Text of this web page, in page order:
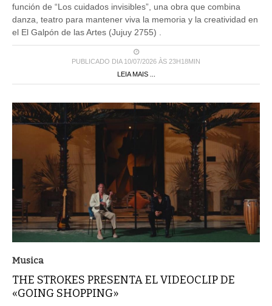
función de “Los cuidados invisibles”, una obra que combina
danza, teatro para mantener viva la memoria y la creatividad en
el El Galpón de las Artes (Jujuy 2755) .
PUBLICADO DIA 10/07/2026 ÀS 23H18MIN
LEIA MAIS ...
Musica
THE STROKES PRESENTA EL VIDEOCLIP DE
«GOING SHOPPING»